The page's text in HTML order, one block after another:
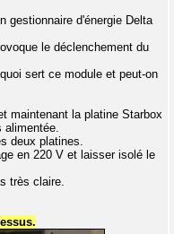
gestionnaire d'énergie Delta
le déclenchement du
sert ce module et peut-on
maintenant la platine Starbox
deux platines.
en 220 V et laisser isolé le
très claire.